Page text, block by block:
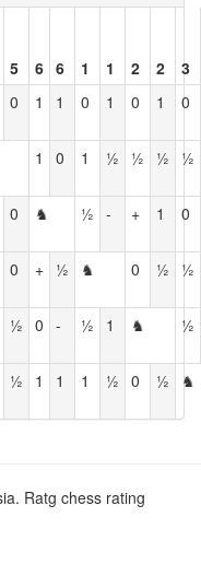
5 6 6 1 1 2 2
3
0 1 1 0 1 0 1 0
1 0 1 ½ ½ ½ ½
0 ♞ ½ - + 1 0
0 + ½ ♞ 0 ½ ½
½ 0 - ½ 1 ♞ ½
½ 1 1 1 ½ 0 ½ ♞
Ratg chess rating